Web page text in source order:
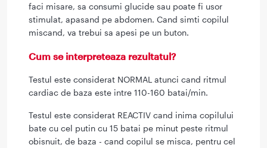
faci misare, sa consumi glucide sau poate fi usor
stimulat, apasand pe abdomen. Cand simti copilul
miscand, va trebui sa apesi pe un buton.
Cum se interpreteaza rezultatul?
Testul este considerat NORMAL atunci cand ritmul
cardiac de baza este intre 110-160 batai/min.
Testul este considerat REACTIV cand inima copilului
bate cu cel putin cu 15 batai pe minut peste ritmul
obisnuit, de baza - cand copilul se misca, pentru cel